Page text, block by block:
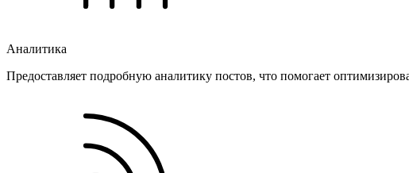
Аналитика
Предоставляет подробную аналитику постов, что помогает